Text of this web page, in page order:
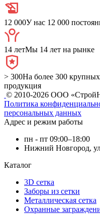
12 000У нас 12 000
14 летМы 14 лет на рынке
> 300На более 300
продукция
© 2010-2026 ООО
Политика
персональных данных
Адрес и режим работы
пн - пт 09:00–18:00
Нижний Новгород,
Каталог
3D сетка
Заборы из сетки
Металлическая сетка
Охранные